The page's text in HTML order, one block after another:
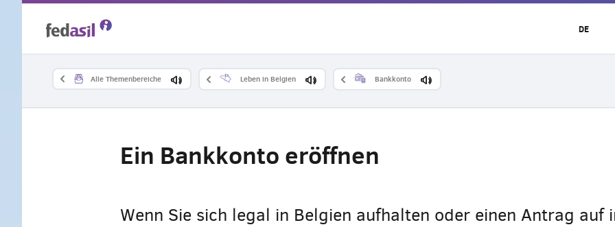
Alle Themenbereiche Leben in Belgien Bankkonto
Ein Bankkonto eröffnen
Wenn Sie sich legal in Belgien aufhalten oder einen Antrag auf
DE